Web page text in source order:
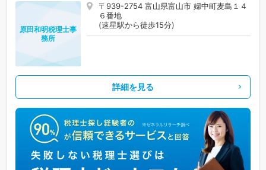
〒939-2754 富山県富山市 婦中町麦島１４
６番地
(速星駅から徒歩15分)
原田和明税理士事
務所
詳細を見る